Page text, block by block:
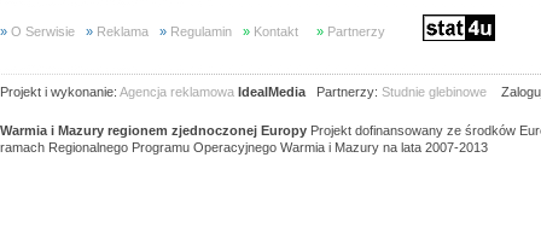
» O Serwisie » Reklama » Regulamin » Kontakt » Partnerzy
Projekt i wykonanie: Agencja reklamowa IdealMedia Partnerzy: Studnie glebinowe
Warmia i Mazury regionem zjednoczonej Europy Projekt dofinansowany ze środków
ramach Regionalnego Programu Operacyjnego Warmia i Mazury na lata 2007-2013